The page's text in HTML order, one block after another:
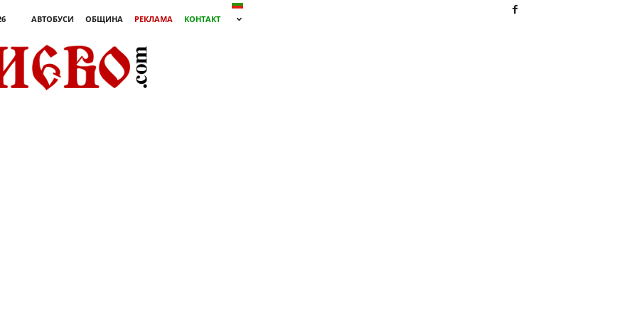
АВТОБУСИ ОБЩИНА РЕКЛАМА
КОНТАКТ